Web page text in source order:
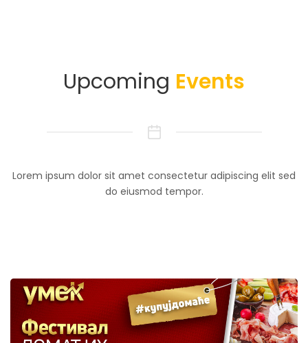
Upcoming Events
Lorem ipsum dolor sit amet consectetur adipiscing elit sed
do eiusmod tempor.